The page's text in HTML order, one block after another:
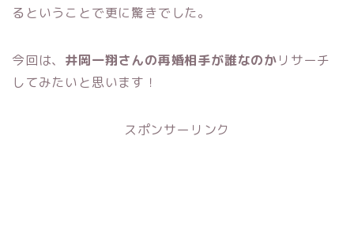
るということで更に驚きでした。
今回は、 井岡一翔さんの再婚相手が誰なのかリサーチ
してみたいと思います！
スポンサーリンク